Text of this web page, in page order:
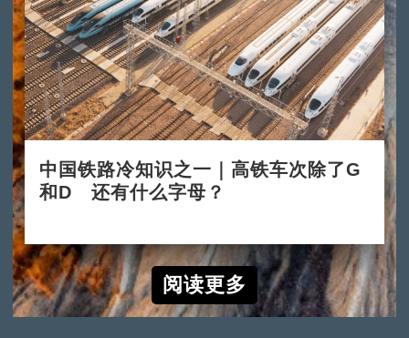
中国铁路冷知识之一｜高铁车次除了G
和D 还有什么字母？
阅读更多